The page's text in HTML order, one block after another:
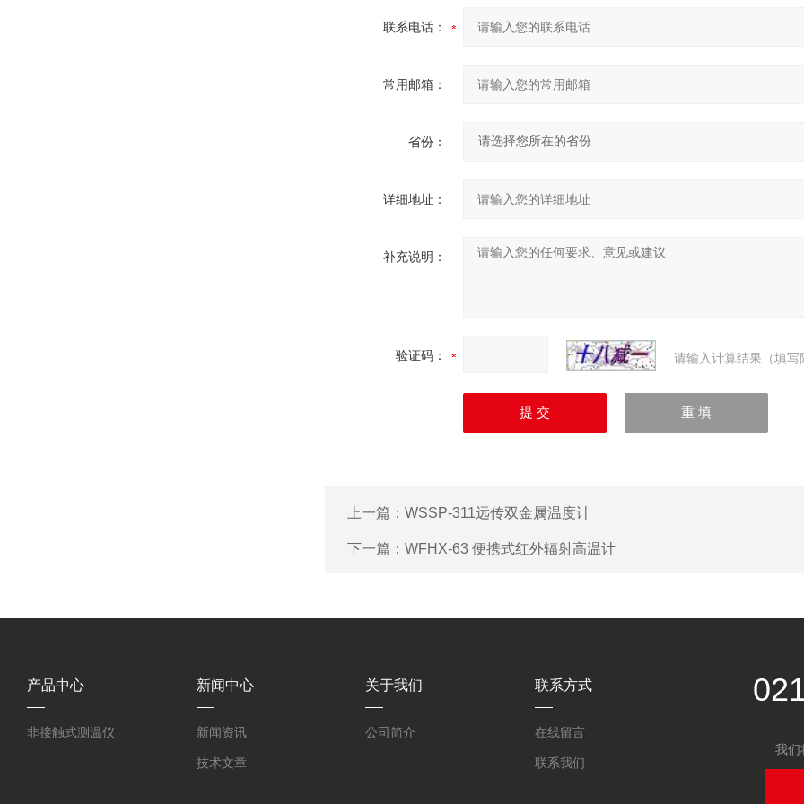
联系电话：
常用邮箱：
省份：
详细地址：
补充说明：
验证码： 请输入计算结果（填
上一篇： WSSP-311远传双金属温度计
下一篇： WFHX-63 便携式红外辐射高温计
产品中心
非接触式测温仪
新闻中心
新闻资讯
技术文章
关于我们
公司简介
联系方式
在线留言
联系我们
我们